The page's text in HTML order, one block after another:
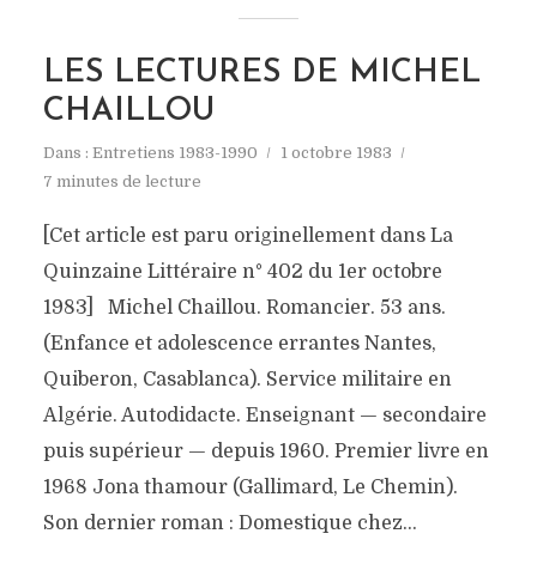
LES LECTURES DE MICHEL
CHAILLOU
Dans : Entretiens 1983-1990
1 octobre 1983
7 minutes de lecture
[Cet article est paru originellement dans La
Quinzaine Littéraire n° 402 du 1er octobre
1983] Michel Chaillou. Romancier. 53 ans.
(Enfance et adolescence errantes Nantes,
Quiberon, Casablanca). Service militaire en
Algérie. Autodidacte. Enseignant — secondaire
puis supérieur — depuis 1960. Premier livre en
1968 Jona thamour (Gallimard, Le Chemin).
Son dernier roman : Domestique chez...